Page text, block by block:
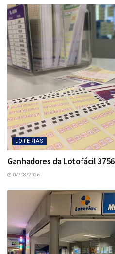
LOTERIAS
Ganhadores da Lotofácil 3756
07/08/2026